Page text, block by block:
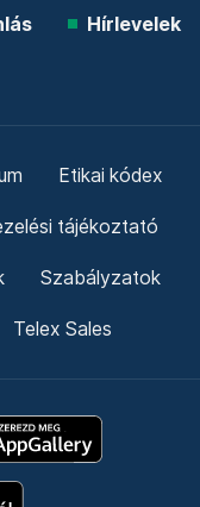
Hírlevelek
Etikai kódex
tájékoztató
Szabályzatok
Telex Sales